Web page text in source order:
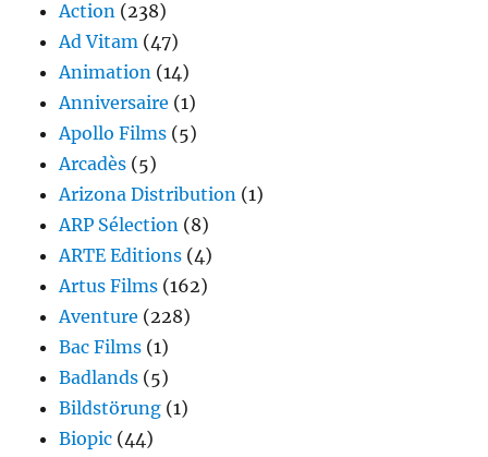
Action (238)
Ad Vitam (47)
Animation (14)
Anniversaire (1)
Apollo Films (5)
Arcadès (5)
Arizona Distribution (1)
ARP Sélection (8)
ARTE Editions (4)
Artus Films (162)
Aventure (228)
Bac Films (1)
Badlands (5)
Bildstörung (1)
Biopic (44)